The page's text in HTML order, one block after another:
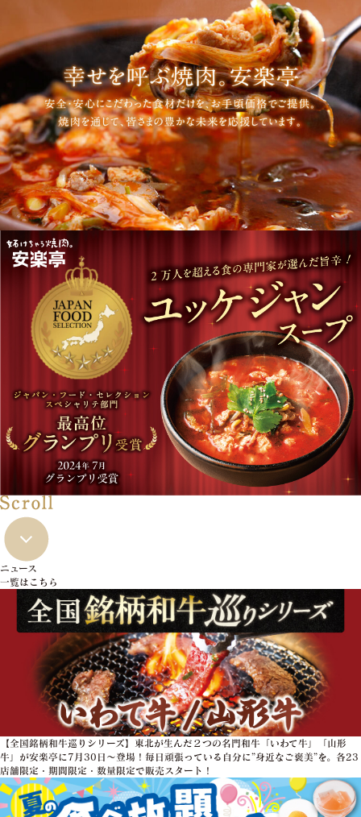
ニュース
一覧はこちら
【全国銘柄和牛巡りシリーズ】東北が生んだ２つの名門和牛「いわて牛」「山形
牛」が安楽亭に7月30日～登場！毎日頑張っている自分に”身近なご褒美”を。各23
店舗限定・期間限定・数量限定で販売スタート！